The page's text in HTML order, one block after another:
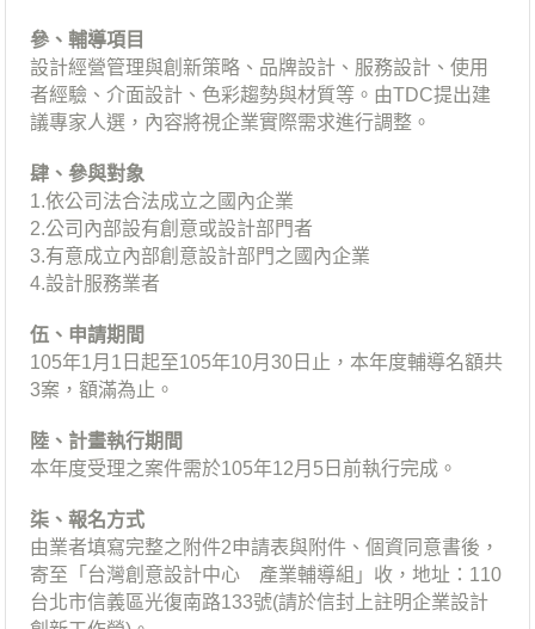
參、輔導項目
設計經營管理與創新策略、品牌設計、服務設計、使用
者經驗、介面設計、色彩趨勢與材質等。由TDC提出建
議專家人選，內容將視企業實際需求進行調整。
肆、參與對象
1.依公司法合法成立之國內企業
2.公司內部設有創意或設計部門者
3.有意成立內部創意設計部門之國內企業
4.設計服務業者
伍、申請期間
105年1月1日起至105年10月30日止，本年度輔導名額共
3案，額滿為止。
陸、計畫執行期間
本年度受理之案件需於105年12月5日前執行完成。
柒、報名方式
由業者填寫完整之附件2申請表與附件、個資同意書後，
寄至「台灣創意設計中心 產業輔導組」收，地址：110
台北市信義區光復南路133號(請於信封上註明企業設計